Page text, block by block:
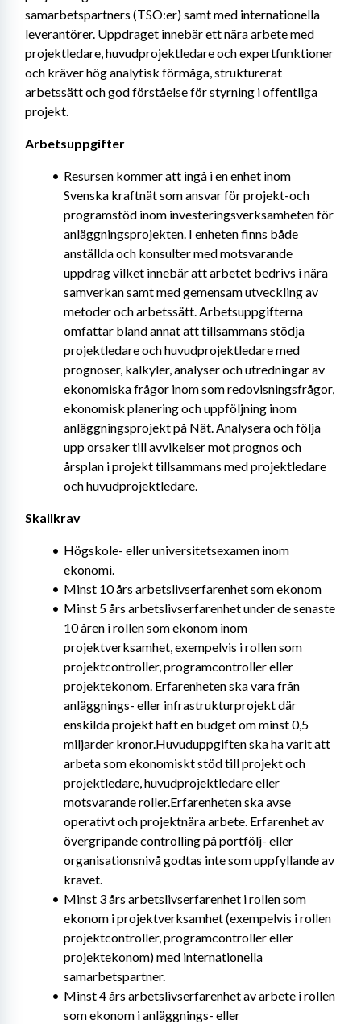
samarbetspartners (TSO:er) samt med internationella
leverantörer. Uppdraget innebär ett nära arbete med
projektledare, huvudprojektledare och expertfunktioner
och kräver hög analytisk förmåga, strukturerat
arbetssätt och god förståelse för styrning i offentliga
projekt.
Arbetsuppgifter
Resursen kommer att ingå i en enhet inom
Svenska kraftnät som ansvar för projekt-och
programstöd inom investeringsverksamheten för
anläggningsprojekten. I enheten finns både
anställda och konsulter med motsvarande
uppdrag vilket innebär att arbetet bedrivs i nära
samverkan samt med gemensam utveckling av
metoder och arbetssätt. Arbetsuppgifterna
omfattar bland annat att tillsammans stödja
projektledare och huvudprojektledare med
prognoser, kalkyler, analyser och utredningar av
ekonomiska frågor inom som redovisningsfrågor,
ekonomisk planering och uppföljning inom
anläggningsprojekt på Nät. Analysera och följa
upp orsaker till avvikelser mot prognos och
årsplan i projekt tillsammans med projektledare
och huvudprojektledare.
Skallkrav
Högskole- eller universitetsexamen inom
ekonomi.
Minst 10 års arbetslivserfarenhet som ekonom
Minst 5 års arbetslivserfarenhet under de senaste
10 åren i rollen som ekonom inom
projektverksamhet, exempelvis i rollen som
projektcontroller, programcontroller eller
projektekonom. Erfarenheten ska vara från
anläggnings- eller infrastrukturprojekt där
enskilda projekt haft en budget om minst 0,5
miljarder kronor.Huvuduppgiften ska ha varit att
arbeta som ekonomiskt stöd till projekt och
projektledare, huvudprojektledare eller
motsvarande roller.Erfarenheten ska avse
operativt och projektnära arbete. Erfarenhet av
övergripande controlling på portfölj- eller
organisationsnivå godtas inte som uppfyllande av
kravet.
Minst 3 års arbetslivserfarenhet i rollen som
ekonom i projektverksamhet (exempelvis i rollen
projektcontroller, programcontroller eller
projektekonom) med internationella
samarbetspartner.
Minst 4 års arbetslivserfarenhet av arbete i rollen
som ekonom i anläggnings- eller